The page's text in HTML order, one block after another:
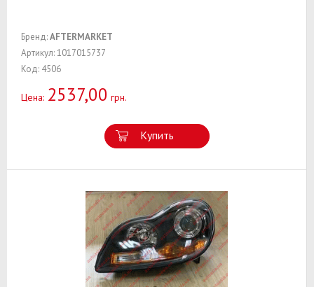
Бренд:AFTERMARKET
Артикул: 1017015737
Код: 4506
Цена: 2537,00 грн.
Купить